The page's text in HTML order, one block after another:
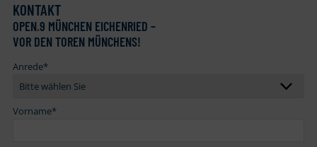
KONTAKT
OPEN.9 MÜNCHEN EICHENRIED –
VOR DEN TOREN MÜNCHENS!
Anrede*
Vorname*